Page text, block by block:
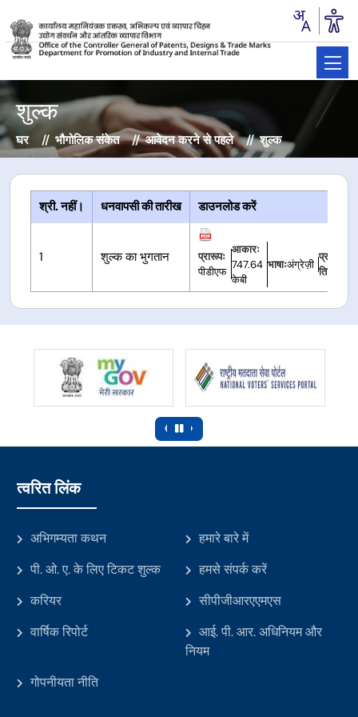
शुल्क
घर भौगोलिक संकेत आवेदन करने से पहले शुल्क
श्री. नहीं। धनवापसी की तारीख डाउनलोड करें
1 शुल्क का भुगतान
प्रारूपः
पीडीएफ
आकारः
747.64
केबी
भाषाःअंग्रेज़ी
तिथिः
‹ ›
त्वरित लिंक
अभिगम्यता कथन
हमारे बारे में
पी. ओ. ए. के लिए टिकट शुल्क
हमसे संपर्क करें
करियर
सीपीजीआरएएमएस
वार्षिक रिपोर्ट
आई. पी. आर. अधिनियम और
नियम
गोपनीयता नीति